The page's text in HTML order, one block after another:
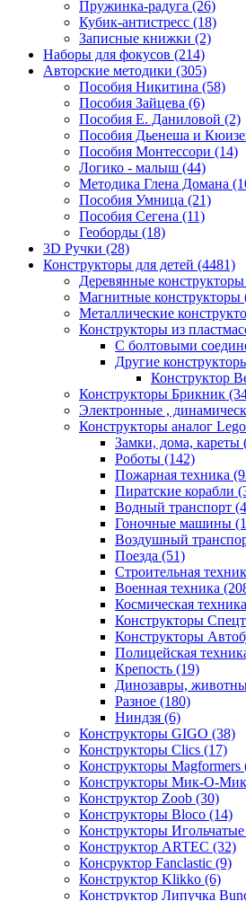
Пружинка-радуга (26)
Кубик-антистресс (18)
Записные книжки (2)
Наборы для фокусов (214)
Авторские методики (305)
Пособия Никитина (58)
Пособия Зайцева (6)
Пособия Е. Даниловой (2)
Пособия Дьенеша и
Пособия Монтессори (14)
Логико - малыш (44)
Методика Глена Домана
Пособия Умница (21)
Пособия Сегена (11)
Геоборды (18)
3D Ручки (28)
Конструкторы для детей (4481)
Деревянные конструкторы
Магнитные конструкторы
Металлические
Конструкторы из
С болтовыми
Другие
Конструктор
Конструкторы Брикник
Электронные ,
Конструкторы аналог Lego
Замки, дома, кареты
Роботы (142)
Пожарная техника
Пиратские корабли
Водный транспорт
Гоночные машины
Воздушный
Поезда (51)
Строительная
Военная техника
Космическая техника
Конструкторы
Конструкторы
Полицейская
Крепость (19)
Динозавры,
Разное (180)
Ниндзя (6)
Конструкторы GIGO (38)
Конструкторы Clics (17)
Конструкторы Magformers
Конструкторы Мик-О-Мик
Конструктор Zoob (30)
Конструкторы Bloco (14)
Конструкторы Игольчатые
Конструктор ARTEC (32)
Консруктор Fanclastic (9)
Конструктор Klikko (6)
Конструктор Липучка